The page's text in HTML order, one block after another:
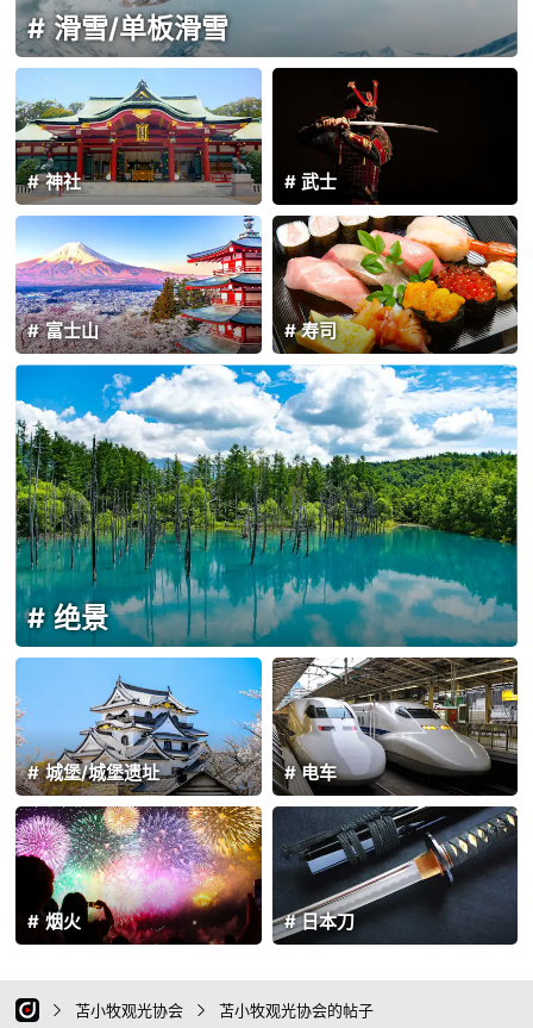
滑雪/单板滑雪
神社 武士
富士山 寿司
绝景
电车
城堡/城堡遗址
日本刀
烟火
苫小牧观光协会 苫小牧观光协会的帖子